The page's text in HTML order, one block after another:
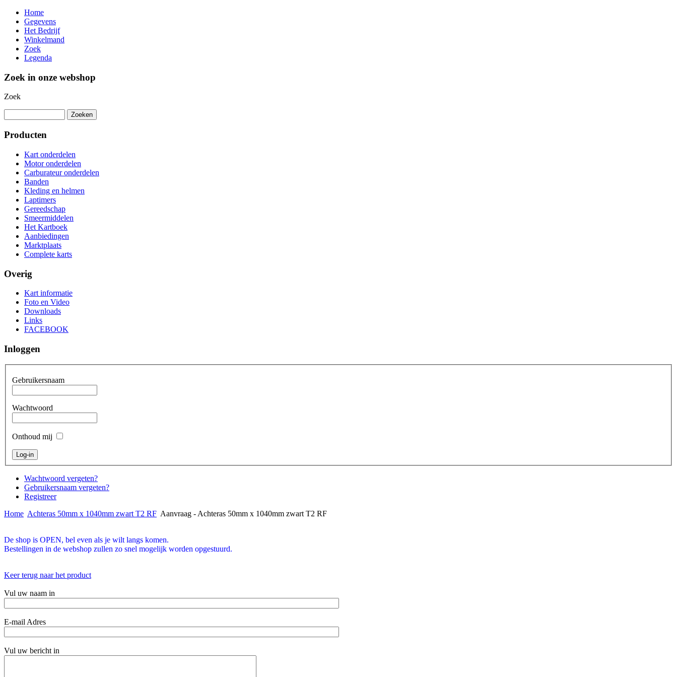
Home
Gegevens
Het Bedrijf
Winkelmand
Zoek
Legenda
Zoek in onze webshop
Zoek
Producten
Kart onderdelen
Motor onderdelen
Carburateur onderdelen
Banden
Kleding en helmen
Laptimers
Gereedschap
Smeermiddelen
Het Kartboek
Aanbiedingen
Marktplaats
Complete karts
Overig
Kart informatie
Foto en Video
Downloads
Links
FACEBOOK
Inloggen
Gebruikersnaam
Wachtwoord
Onthoud mij
Wachtwoord vergeten?
Gebruikersnaam vergeten?
Registreer
Home Achteras 50mm x 1040mm zwart T2 RF Aanvraag - Achteras 50mm x 1040mm zwart T2 RF
De shop is OPEN, bel even als je wilt langs komen.
Bestellingen in de webshop zullen zo snel mogelijk worden opgestuurd.
Keer terug naar het product
Vul uw naam in
E-mail Adres
Vul uw bericht in